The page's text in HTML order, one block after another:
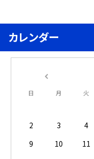
カレンダー
日 月 火
2
3 4
9
10 11